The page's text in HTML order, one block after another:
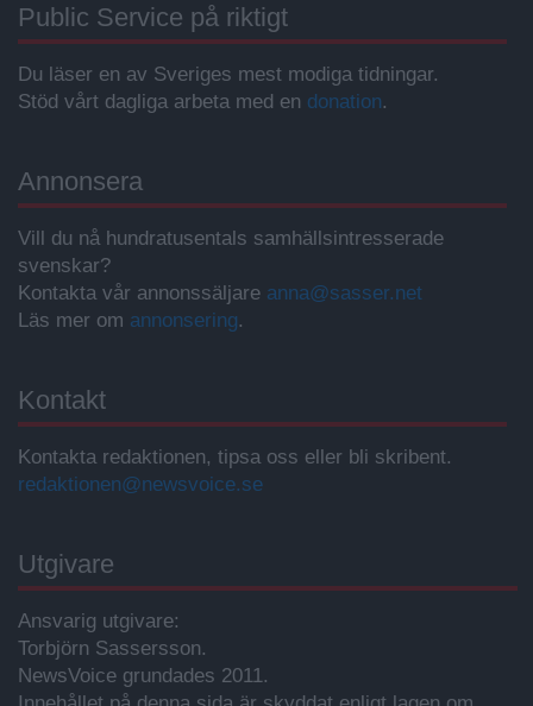
Public Service på riktigt
Du läser en av Sveriges mest modiga tidningar.
Stöd vårt dagliga arbeta med en donation.
Annonsera
Vill du nå hundratusentals samhällsintresserade
svenskar?
Kontakta vår annonssäljare anna@sasser.net
Läs mer om annonsering.
Kontakt
Kontakta redaktionen, tipsa oss eller bli skribent.
redaktionen@newsvoice.se
Utgivare
Ansvarig utgivare:
Torbjörn Sassersson.
NewsVoice grundades 2011.